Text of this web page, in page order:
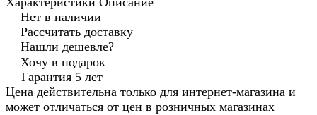
Нет в наличии
Рассчитать доставку
Нашли дешевле?
Хочу в подарок
Гарантия 5 лет
Цена действительна только для интернет-магазина и
может отличаться от цен в розничных магазинах